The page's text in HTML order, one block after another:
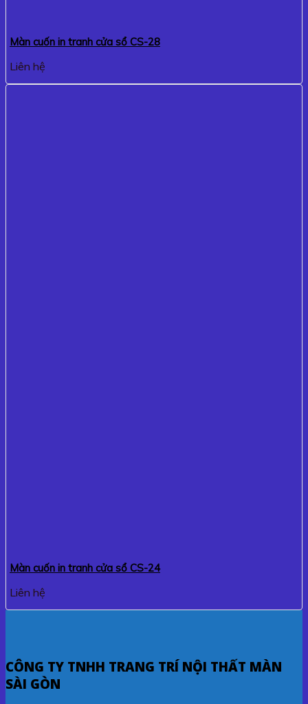
Màn cuốn in tranh cửa sổ CS-28
Liên hệ
Màn cuốn in tranh cửa sổ CS-24
Liên hệ
CÔNG TY TNHH TRANG TRÍ NỘI THẤT MÀN
SÀI GÒN